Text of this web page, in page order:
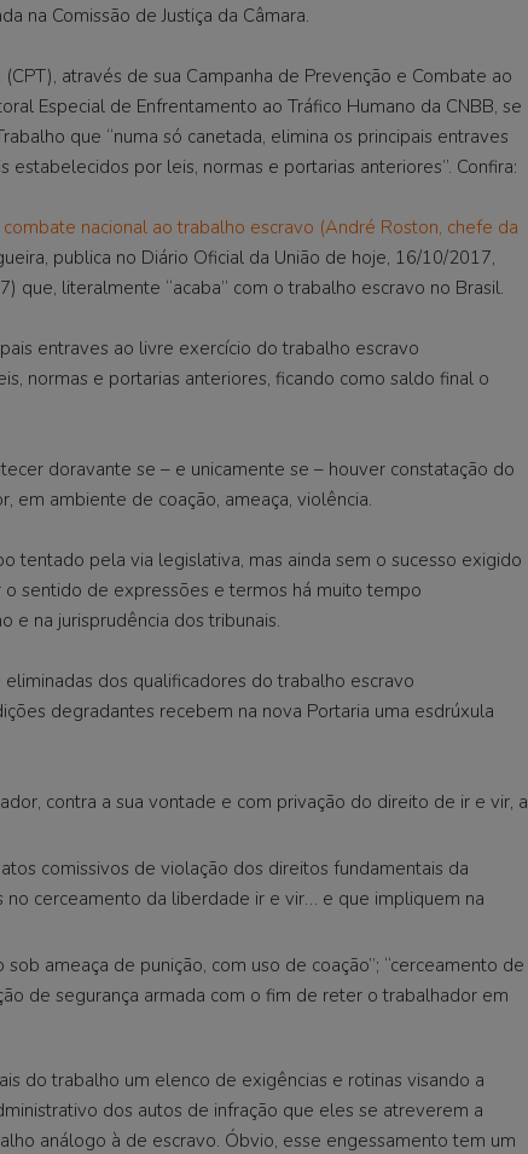
na Comissão de Justiça da Câmara.
através de sua Campanha de Prevenção e Combate ao
Especial de Enfrentamento ao Tráfico Humano da CNBB, se
que “numa só canetada, elimina os principais entraves
por leis, normas e portarias anteriores”. Confira:
nacional ao trabalho escravo (André Roston, chefe da
publica no Diário Oficial da União de hoje, 16/10/2017,
que, literalmente “acaba” com o trabalho escravo no Brasil.
entraves ao livre exercício do trabalho escravo
normas e portarias anteriores, ficando como saldo final o
doravante se – e unicamente se – houver constatação do
em ambiente de coação, ameaça, violência.
tentado pela via legislativa, mas ainda sem o sucesso exigido
sentido de expressões e termos há muito tempo
e na jurisprudência dos tribunais.
dos qualificadores do trabalho escravo
degradantes recebem na nova Portaria uma esdrúxula
contra a sua vontade e com privação do direito de ir e vir, a
comissivos de violação dos direitos fundamentais da
no cerceamento da liberdade ir e vir… e que impliquem na
ameaça de punição, com uso de coação”; “cerceamento de
de segurança armada com o fim de reter o trabalhador em
do trabalho um elenco de exigências e rotinas visando a
dos autos de infração que eles se atreverem a
análogo à de escravo. Óbvio, esse engessamento tem um